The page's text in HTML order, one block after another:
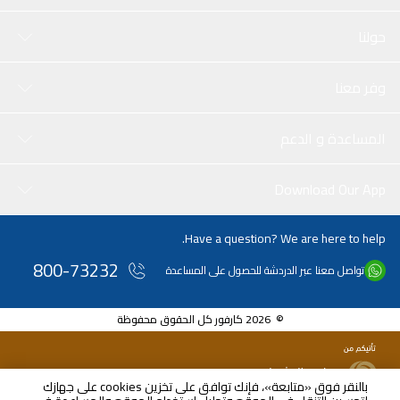
بالنقر فوق «متابعة»، فإنك توافق على تخزين cookies على جهازك
Have a question? We are here to help.
تواصل معنا عبر الدردشة للحصول على المساعدة 800-73232
© 2026 كارفور كل الحقوق محفوظة